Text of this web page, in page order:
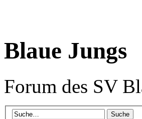
Blaue Jungs
Forum des SV